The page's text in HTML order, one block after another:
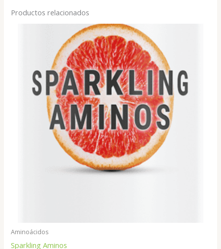
Productos relacionados
Aminoácidos
Sparkling Aminos